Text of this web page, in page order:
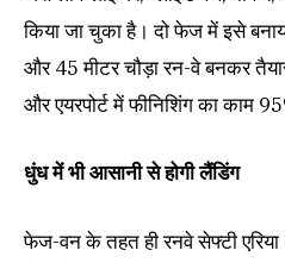
किया जा चुका है। दो फेज में इसे
और 45 मीटर चौड़ा रन-वे बनकर
और एयरपोर्ट में फीनिशिंग का काम
धुंध में भी आसानी से होगी लैंडिंग
फेज-वन के तहत ही रनवे सेफ्टी